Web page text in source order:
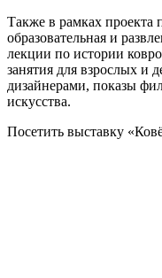
Также в рамках проекта
образовательная и
лекции по истории
занятия для взрослых и
дизайнерами, показы
искусства.
Посетить выставку